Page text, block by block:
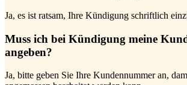
Ja, es ist ratsam, Ihre Kündigung schriftlich
Muss ich bei Kündigung meine
angeben?
Ja, bitte geben Sie Ihre Kundennummer an,